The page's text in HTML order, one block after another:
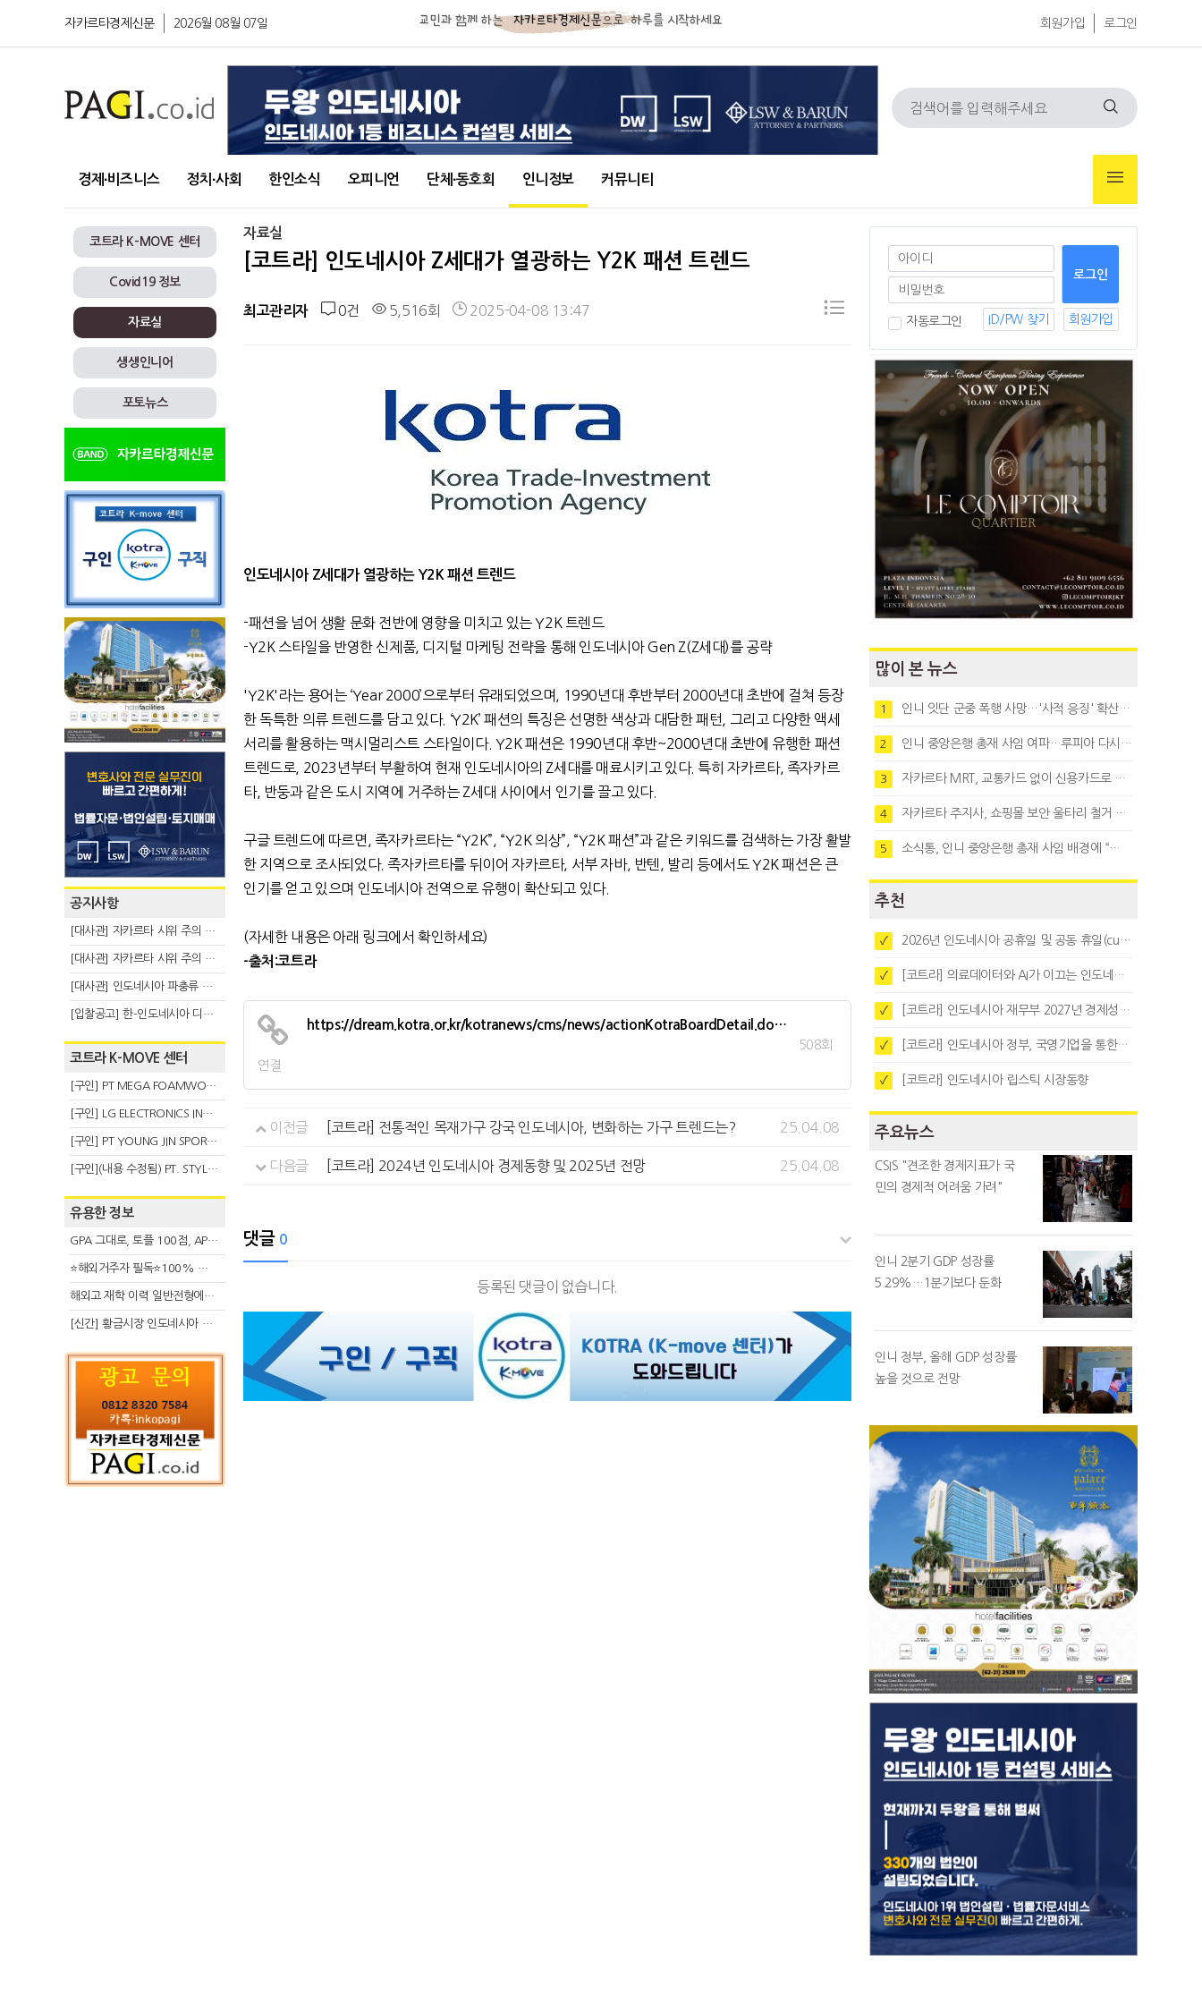
자카르타경제신문 2026월 08월 07일 회원가입 로그인
경제∙비즈니스 정치∙사회 한인소식 오피니언 단체∙동호회 인니정보 커뮤니티
코트라 K-MOVE 센터
Covid19 정보
자료실
생생인니어
포토뉴스
공지사항
[대사관] 자카르타 시위 주의 안내(8.6)
[대사관] 자카르타 시위 주의 안내(8.3)
[대사관] 인도네시아 파충류 불법 반출 주의 (7.29)
[입찰공고] 한-인도네시아 디지털융복합 탈 전시회
코트라 K-MOVE 센터
[구인] PT MEGA FOAMWORKS INDONESIA
[구인] LG ELECTRONICS INDONESIA
[구인] PT YOUNG JIN SPORT INDONESIA
[구인](내용 수정됨) PT. STYLE KOREAN INDONESIA (스타일 코리안 인도네시아)
유용한 정보
GPA 그대로, 토플 100점, AP 막막 — 원인은 하나입니다
⭐해외거주자 필독⭐100% 온라인 마지막 한국어교원 2급 추가모집 (~8/2)
해외고 재학 이력 일반전형에서 분명한 입시 강점 살리는 전략
[신간] 황금시장 인도네시아 슈퍼리치의 성공 수업
자료실
[코트라] 인도네시아 Z세대가 열광하는 Y2K 패션 트렌드
최고관리자 0건 5,516회 2025-04-08 13:47
인도네시아 Z세대가 열광하는 Y2K 패션 트렌드
-패션을 넘어 생활 문화 전반에 영향을 미치고 있는 Y2K 트렌드
-Y2K 스타일을 반영한 신제품, 디지털 마케팅 전략을 통해 인도네시아 Gen Z(Z세대)를 공략
'Y2K'라는 용어는 ‘Year 2000’으로부터 유래되었으며, 1990년대 후반부터 2000년대 초반에 걸쳐 등장
한 독특한 의류 트렌드를 담고 있다. ‘Y2K’ 패션의 특징은 선명한 색상과 대담한 패턴, 그리고 다양한 액세
서리를 활용하는 맥시멀리스트 스타일이다. Y2K 패션은 1990년대 후반~2000년대 초반에 유행한 패션
트렌드로, 2023년부터 부활하여 현재 인도네시아의 Z세대를 매료시키고 있다. 특히 자카르타, 족자카르
타, 반둥과 같은 도시 지역에 거주하는 Z세대 사이에서 인기를 끌고 있다.
구글 트렌드에 따르면, 족자카르타는 “Y2K”, “Y2K 의상”, “Y2K 패션”과 같은 키워드를 검색하는 가장 활발
한 지역으로 조사되었다. 족자카르타를 뒤이어 자카르타, 서부 자바, 반텐, 발리 등에서도 Y2K 패션은 큰
인기를 얻고 있으며 인도네시아 전역으로 유행이 확산되고 있다.
(자세한 내용은 아래 링크에서 확인하세요)
-출처:코트라
https://dream.kotra.or.kr/kotranews/cms/news/actionKotraBoardDetail.do…
508회
연결
이전글 [코트라] 전통적인 목재가구 강국 인도네시아, 변화하는 가구 트렌드는? 25.04.08
다음글 [코트라] 2024년 인도네시아 경제동향 및 2025년 전망 25.04.08
댓글 0
등록된 댓글이 없습니다.
자동로그인 ID/PW 찾기 회원가입
많이 본 뉴스
1 인니 잇단 군중 폭행 사망…'사적 응징' 확산에 법치 우려
2 인니 중앙은행 총재 사임 여파…루피아 다시 1만8천대로 약세
3 자카르타 MRT, 교통카드 없이 신용카드로 바로 탄다
4 자카르타 주지사, 쇼핑몰 보안 울타리 철거 요청…"치안 문제없다"
5 소식통, 인니 중앙은행 총재 사임 배경에 “정부와 정책 갈등"
추천
✓ 2026년 인도네시아 공휴일 및 공동 휴일(cuti bersama)
✓ [코트라] 의료데이터와 AI가 이끄는 인도네시아 디지털 헬스케어 시장 트렌드
✓ [코트라] 인도네시아 재무부 2027년 경제성장 전망 및 목표 발표
✓ [코트라] 인도네시아 정부, 국영기업을 통한 석탄·팜유·합금철 수출 중앙집중화 추진
✓ [코트라] 인도네시아 립스틱 시장동향
주요뉴스
CSIS "견조한 경제지표가 국
민의 경제적 어려움 가려"
인니 2분기 GDP 성장률
5.29%…1분기보다 둔화
인니 정부, 올해 GDP 성장률
높을 것으로 전망